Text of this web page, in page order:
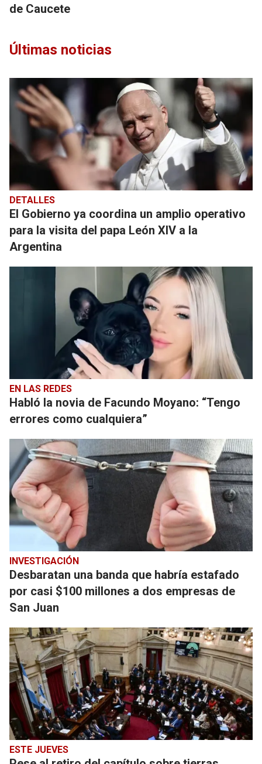
de Caucete
Últimas noticias
DETALLES
El Gobierno ya coordina un amplio operativo
para la visita del papa León XIV a la
Argentina
EN LAS REDES
Habló la novia de Facundo Moyano: “Tengo
errores como cualquiera”
INVESTIGACIÓN
Desbaratan una banda que habría estafado
por casi $100 millones a dos empresas de
San Juan
ESTE JUEVES